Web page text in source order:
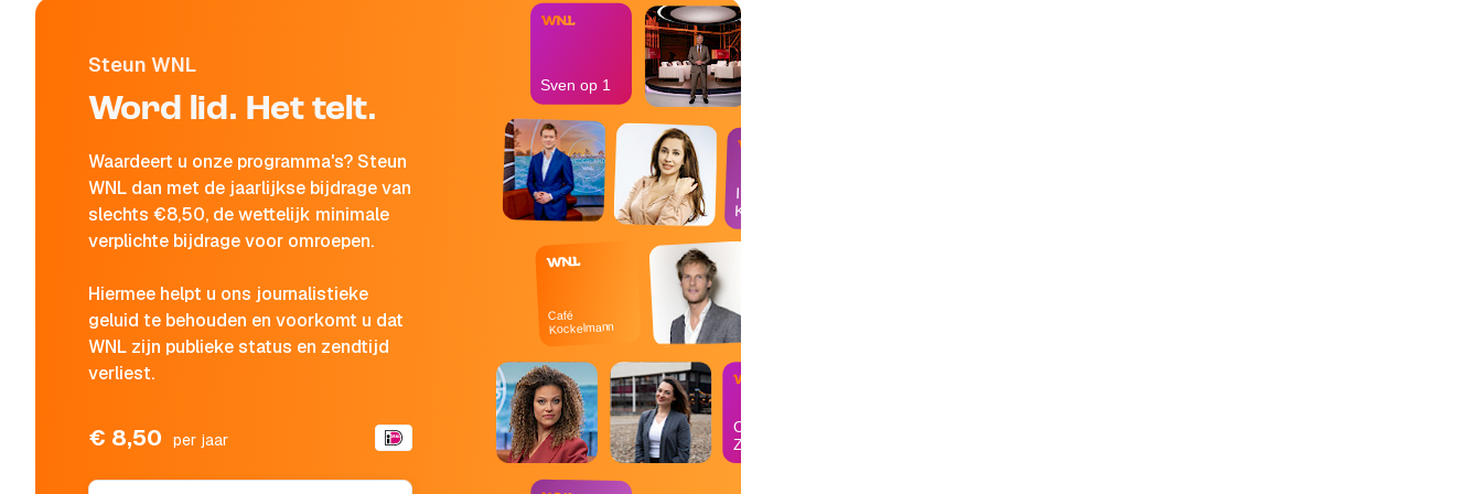
Steun WNL
Word lid. Het telt.
Waardeert u onze programma's? Steun
WNL dan met de jaarlijkse bijdrage van
slechts €8,50, de wettelijk minimale
verplichte bijdrage voor omroepen.
Hiermee helpt u ons journalistieke
geluid te behouden en voorkomt u dat
WNL zijn publieke status en zendtijd
verliest.
€ 8,50 per jaar
Op
Zondag
Café
Kockelmann
In de
Kantine
Sven op 1